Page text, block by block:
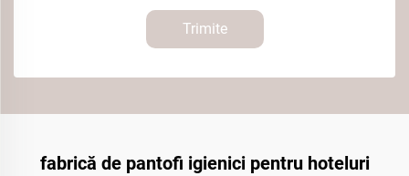
Trimite
fabrică de pantofi igienici pentru hoteluri